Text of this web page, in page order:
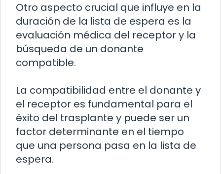
Otro aspecto crucial que influye en la
duración de la lista de espera es la
evaluación médica del receptor y la
búsqueda de un donante
compatible.
La compatibilidad entre el donante y
el receptor es fundamental para el
éxito del trasplante y puede ser un
factor determinante en el tiempo
que una persona pasa en la lista de
espera.